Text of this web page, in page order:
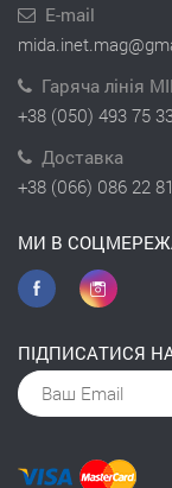
E-mail
Гаряча лінія
+38 (050) 493 75
Доставка
+38 (066) 086 22 81
МИ В
ПІДПИСАТИСЯ